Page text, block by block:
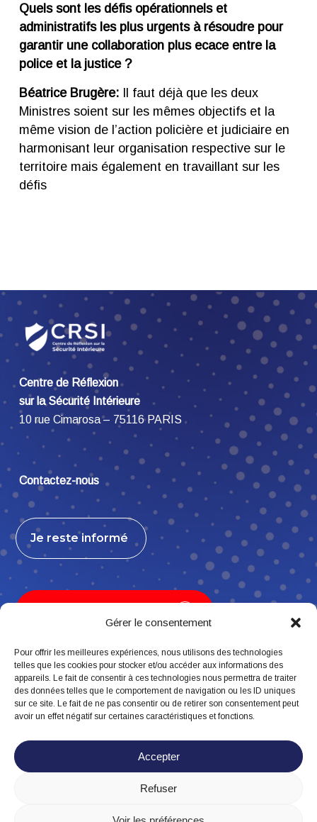
Gérer le consentement
Pour offrir les meilleures expériences, nous utilisons des technologies
telles que les cookies pour stocker et/ou accéder aux informations des
appareils. Le fait de consentir à ces technologies nous permettra de traiter
des données telles que le comportement de navigation ou les ID uniques
sur ce site. Le fait de ne pas consentir ou de retirer son consentement peut
avoir un effet négatif sur certaines caractéristiques et fonctions.
Accepter
Refuser
Quels sont les défis opérationnels et
administratifs les plus urgents à résoudre pour
garantir une collaboration plus ecace entre la
police et la justice ?
Béatrice Brugère:Il faut déjà que les deux
Ministres soient sur les mêmes objectifs et la
même vision de l’action policière et judiciaire en
harmonisant leur organisation respective sur le
territoire mais également en travaillant sur les
défis
Centre de Réflexion
sur la Sécurité Intérieure
10 rue Cimarosa – 75116 PARIS
Contactez-nous
Je reste informé
Suivez-nous